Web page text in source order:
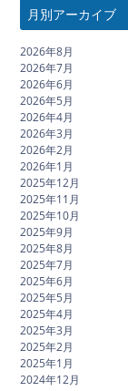
月別アーカイブ
2026年8月
2026年7月
2026年6月
2026年5月
2026年4月
2026年3月
2026年2月
2026年1月
2025年12月
2025年11月
2025年10月
2025年9月
2025年8月
2025年7月
2025年6月
2025年5月
2025年4月
2025年3月
2025年2月
2025年1月
2024年12月